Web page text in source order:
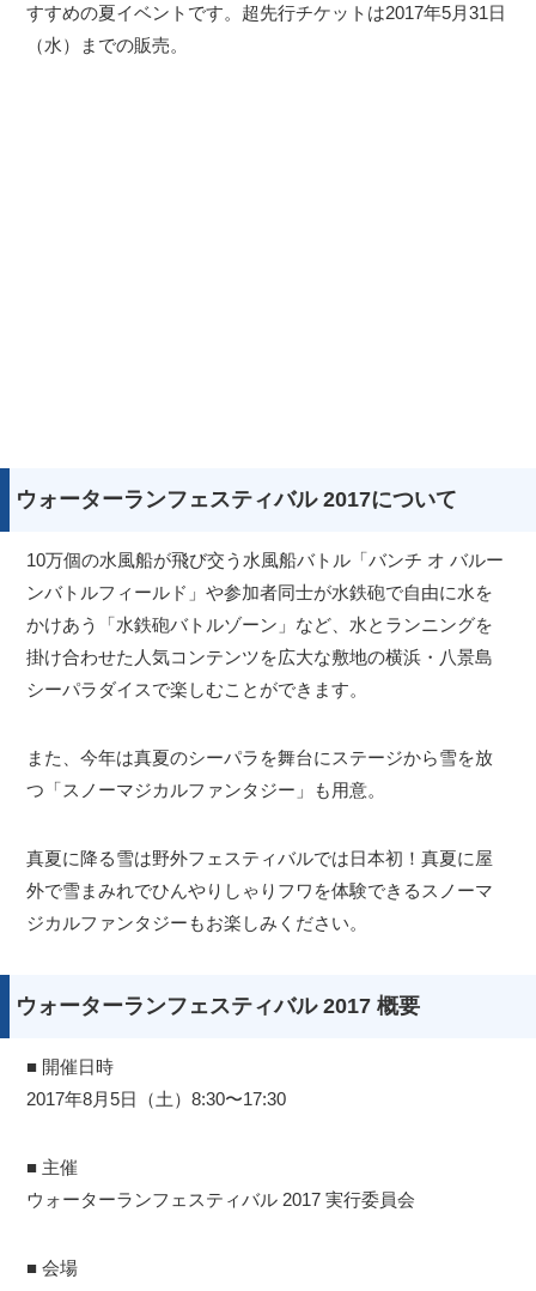
すすめの夏イベントです。超先行チケットは2017年5月31日
（水）までの販売。
ウォーターランフェスティバル 2017について
10万個の水風船が飛び交う水風船バトル「バンチ オ バルー
ンバトルフィールド」や参加者同士が水鉄砲で自由に水を
かけあう「水鉄砲バトルゾーン」など、水とランニングを
掛け合わせた人気コンテンツを広大な敷地の横浜・八景島
シーパラダイスで楽しむことができます。
また、今年は真夏のシーパラを舞台にステージから雪を放
つ「スノーマジカルファンタジー」も用意。
真夏に降る雪は野外フェスティバルでは日本初！真夏に屋
外で雪まみれでひんやりしゃりフワを体験できるスノーマ
ジカルファンタジーもお楽しみください。
ウォーターランフェスティバル 2017 概要
■ 開催日時
2017年8月5日（土）8:30〜17:30
■ 主催
ウォーターランフェスティバル 2017 実行委員会
■ 会場